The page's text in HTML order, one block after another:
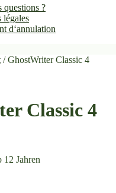
questions ?
légales
d‘annulation
/ GhostWriter Classic 4
Classic 4
12 Jahren